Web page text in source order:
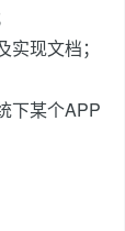
现文档；
下某个APP